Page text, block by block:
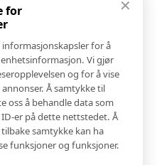
& Leveringsbetingelser
reklamasjon eller retur
Kontakt Oss
Bildebank
Følg Oss
Prislister
Etiske Retningslinjer
Åpenhetsloven
✕
for
for å
Vi gjør
og for å vise
Å samtykke til
oss å behandle data som
er på dette nettstedet. Å
samtykke kan ha
funksjoner og funksjoner.
og hold deg oppdatert!
i nyheter, kampanjer og